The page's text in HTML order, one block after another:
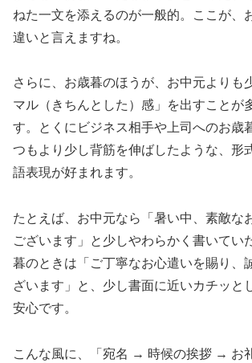
ねた一文を添えるのが一般的。ここが、
違いと言えますね。
さらに、お歳暮のほうが、お中元よりも
マル（きちんとした）感」を出すことが
す。とくにビジネス相手や上司へのお歳
つもより少し背筋を伸ばしたような、形
語表現が好まれます。
たとえば、お中元なら「暑い中、素敵な
ございます」と少しやわらかく書いてい
暮のときは「ご丁寧なお心遣いを賜り、
ざいます」と、少し書面に近いカチッと
安心です。
こんな風に、「宛名 → 時候の挨拶 → お